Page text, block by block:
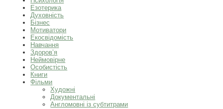
Езотерика
Духовність
Бізнес
Мотиватори
Екосвідомість
Навчання
Здоров’я
Неймовірне
Особистість
Книги
Фільми
Художні
Документальні
Англомовні із субтитрами